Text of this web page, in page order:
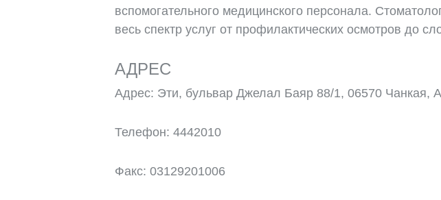
вспомогательного медицинского персонала.
весь спектр услуг от профилактических осмотров до
АДРЕС
Адрес: Эти, бульвар Джелал Баяр 88/1, 06570 Чанкая,
Телефон: 4442010
Факс: 03129201006